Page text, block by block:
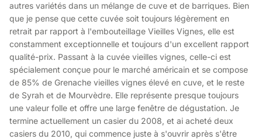
autres variétés dans un mélange de cuve et de barriques. Bien
que je pense que cette cuvée soit toujours légèrement en
retrait par rapport à l'embouteillage Vieilles Vignes, elle est
constamment exceptionnelle et toujours d'un excellent rapport
qualité-prix. Passant à la cuvée vieilles vignes, celle-ci est
spécialement conçue pour le marché américain et se compose
de 85% de Grenache vieilles vignes élevé en cuve, et le reste
de Syrah et de Mourvèdre. Elle représente presque toujours
une valeur folle et offre une large fenêtre de dégustation. Je
termine actuellement un casier du 2008, et ai acheté deux
casiers du 2010, qui commence juste à s'ouvrir après s'être